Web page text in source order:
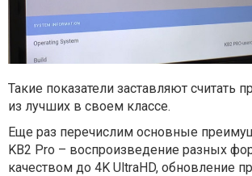
Такие показатели заставляют считать
из лучших в своем классе.
Еще раз перечислим основные
KB2 Pro – воспроизведение разных
качеством до 4K UltraHD, обновление